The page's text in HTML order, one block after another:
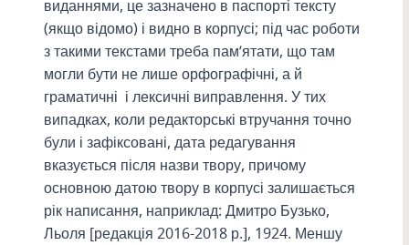
виданнями, це зазначено в паспорті тексту
(якщо відомо) і видно в корпусі; під час роботи
з такими текстами треба пам’ятати, що там
могли бути не лише орфографічні, а й
граматичні і лексичні виправлення. У тих
випадках, коли редакторські втручання точно
були і зафіксовані, дата редагування
вказується після назви твору, причому
основною датою твору в корпусі залишається
рік написання, наприклад: Дмитро Бузько,
Льоля [редакція 2016-2018 р.], 1924. Меншу